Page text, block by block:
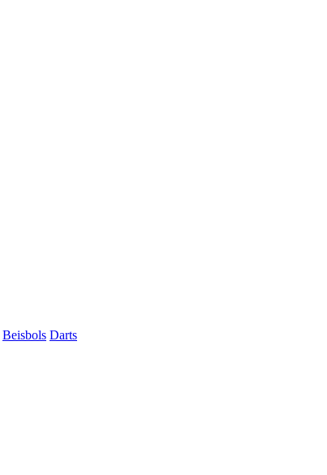
Beisbols Darts